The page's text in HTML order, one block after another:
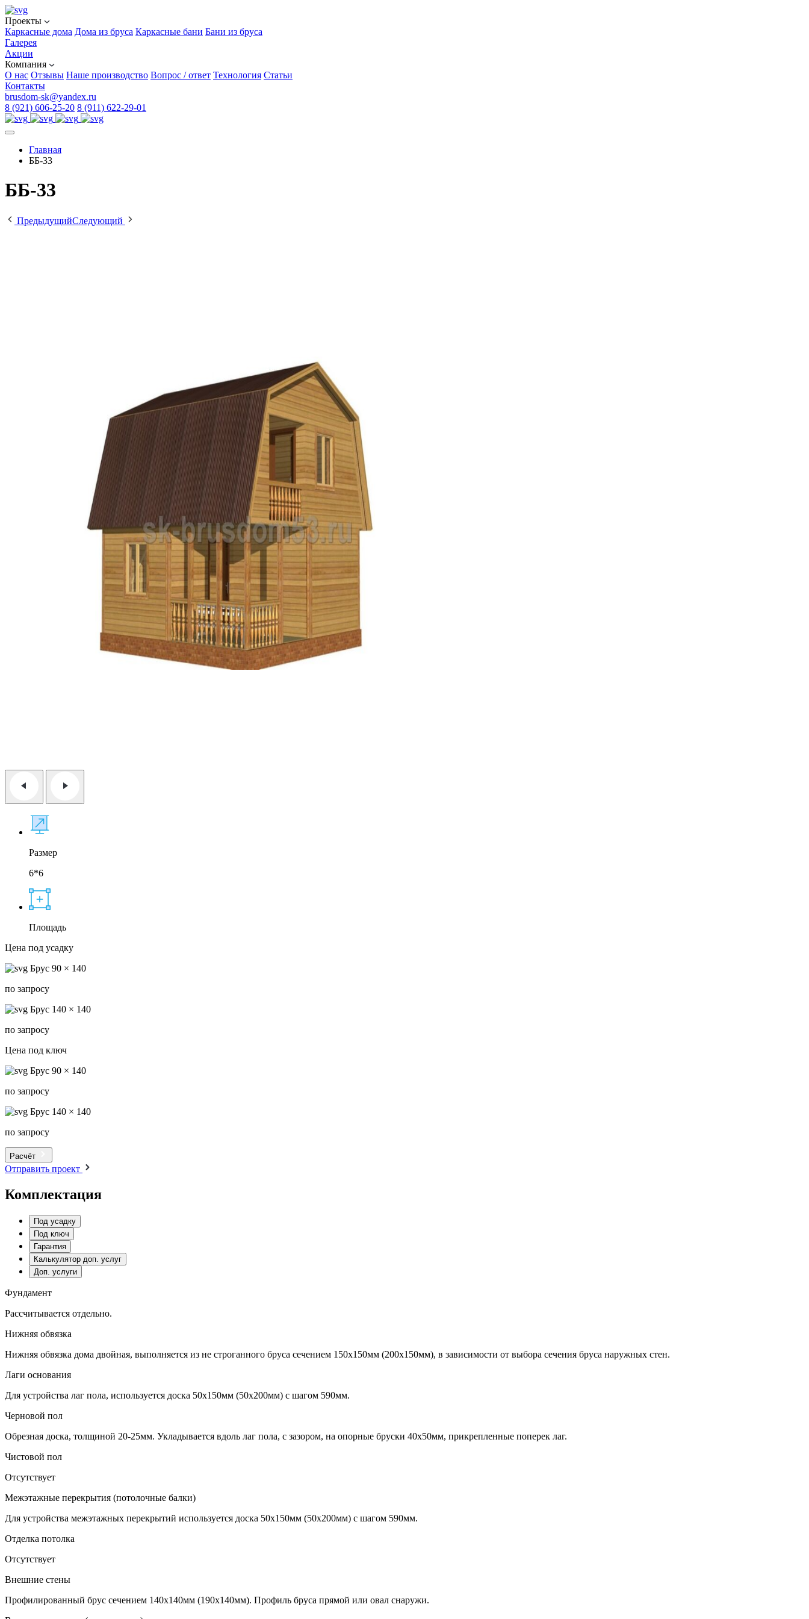
Проекты
Каркасные дома Дома из бруса Каркасные бани Бани из бруса
Галерея
Акции
Компания
О нас Отзывы Наше производство Вопрос / ответ Технология Статьи
Контакты
brusdom-sk@yandex.ru
8 (921) 606-25-20 8 (911) 622-29-01
Главная
ББ-33
ББ-33
ПредыдущийСледующий
Размер
6*6
Площадь
Цена под усадку
Брус 90 × 140
по запросу
Брус 140 × 140
по запросу
Цена под ключ
Брус 90 × 140
по запросу
Брус 140 × 140
по запросу
Расчёт
Отправить проект
Комплектация
Под усадку
Под ключ
Гарантия
Калькулятор доп. услуг
Доп. услуги
Фундамент
Рассчитывается отдельно.
Нижняя обвязка
Нижняя обвязка дома двойная, выполняется из не строганного бруса сечением 150х150мм (200х150мм), в зависимости от выбора сечения бруса наружных стен.
Лаги основания
Для устройства лаг пола, используется доска 50х150мм (50х200мм) с шагом 590мм.
Черновой пол
Обрезная доска, толщиной 20-25мм. Укладывается вдоль лаг пола, с зазором, на опорные бруски 40х50мм, прикрепленные поперек лаг.
Чистовой пол
Отсутствует
Межэтажные перекрытия (потолочные балки)
Для устройства межэтажных перекрытий используется доска 50х150мм (50х200мм) с шагом 590мм.
Отделка потолка
Отсутствует
Внешние стены
Профилированный брус сечением 140х140мм (190х140мм). Профиль бруса прямой или овал снаружи.